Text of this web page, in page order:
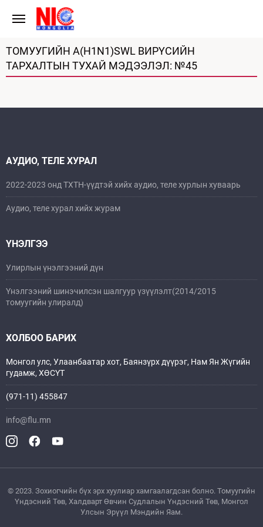
ТОМУУГИЙН A(H1N1)SWL ВИРҮСИЙН
ТАРХАЛТЫН ТУХАЙ МЭДЭЭЛЭЛ: №45
АУДИО, ТЕЛЕ ХУРАЛ
2022-2023 онд ТХТН-үүдтэй хийх аудио, теле хурлын хуваарь
Аудио, теле хурал хийх журам
ҮНЭЛГЭЭ
Улирлын үнэлгээний дүн
Үнэлгээний шинэчилсэн шалгуур үзүүлэлт(2014/2015
томуугийн улиралд)
ХОЛБОО БАРИХ
Монгол улс, Улаанбаатар хот, Баянзүрх дүүрэг, Нам Ян Жүгийн
гудамж, ХӨСҮТ
(971-11) 455847
info@flu.mn
© 2023. Зохиогчийн бүх эрх хуулиар хамгаалагдсан болно. Томуугийн
Үндэсний Төв, Xалдварт Өвчин Судлалын Үндэсний Төв, Монгол
Улсын Эрүүл Мэндийн Яам.